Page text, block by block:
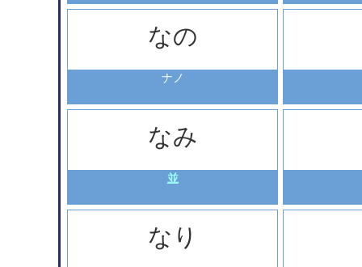
なの
ナノ
なみ
並
なり